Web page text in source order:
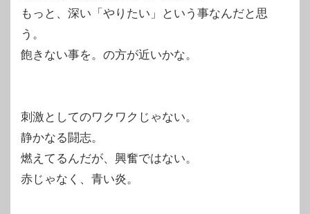
もっと、深い「やりたい」という事なんだと思
う。
飽きない事を。の方が近いかな。
刺激としてのワクワクじゃない。
静かなる闘志。
燃えてるんだが、興奮ではない。
赤じゃなく、青い炎。